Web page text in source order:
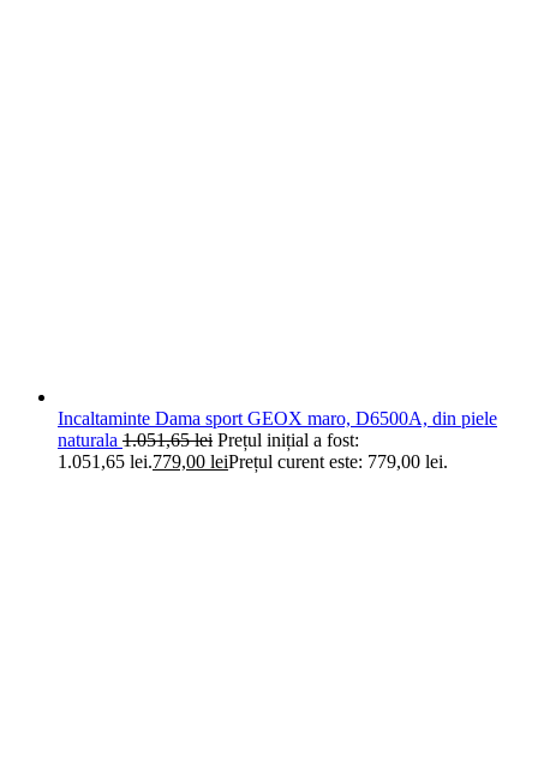
Incaltaminte Dama sport GEOX maro, D6500A, din piele
naturala 1.051,65lei Prețul inițial a fost:
1.051,65 lei.779,00 leiPrețul curent este: 779,00 lei.